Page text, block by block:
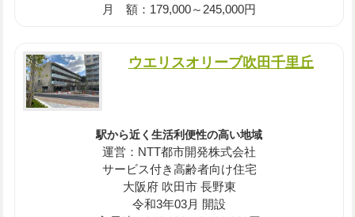
月 額：179,000～245,000円
ウエリスオリーブ吹田千里丘
駅から近く生活利便性の高い地域
運営：NTT都市開発株式会社
サービス付き高齢者向け住宅
大阪府 吹田市 長野東
令和3年03月 開設